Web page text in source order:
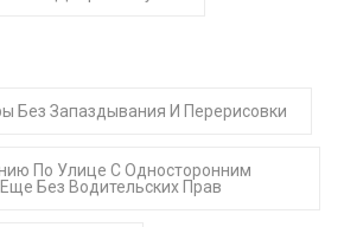
Без Запаздывания И Перерисовки
По Улице С Односторонним
Без Водительских Прав